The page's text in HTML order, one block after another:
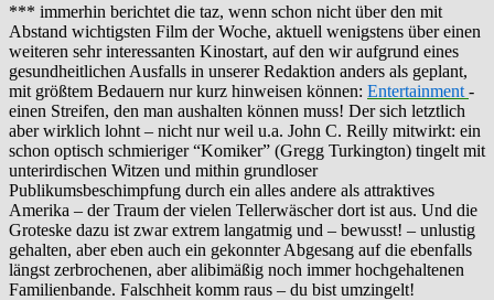
*** immerhin berichtet die taz, wenn schon nicht über den mit
Abstand wichtigsten Film der Woche, aktuell wenigstens über einen
weiteren sehr interessanten Kinostart, auf den wir aufgrund eines
gesundheitlichen Ausfalls in unserer Redaktion anders als geplant,
mit größtem Bedauern nur kurz hinweisen können: Entertainment -
einen Streifen, den man aushalten können muss! Der sich letztlich
aber wirklich lohnt – nicht nur weil u.a. John C. Reilly mitwirkt: ein
schon optisch schmieriger “Komiker” (Gregg Turkington) tingelt mit
unterirdischen Witzen und mithin grundloser
Publikumsbeschimpfung durch ein alles andere als attraktives
Amerika – der Traum der vielen Tellerwäscher dort ist aus. Und die
Groteske dazu ist zwar extrem langatmig und – bewusst! – unlustig
gehalten, aber eben auch ein gekonnter Abgesang auf die ebenfalls
längst zerbrochenen, aber alibimäßig noch immer hochgehaltenen
Familienbande. Falschheit komm raus – du bist umzingelt!